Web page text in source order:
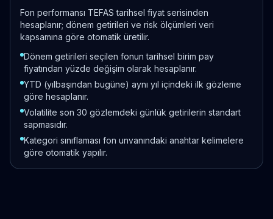
Fon performansı TEFAS tarihsel fiyat serisinden
hesaplanır; dönem getirileri ve risk ölçümleri veri
kapsamına göre otomatik üretilir.
Dönem getirileri seçilen fonun tarihsel birim pay
fiyatından yüzde değişim olarak hesaplanır.
YTD (yılbaşından bugüne) aynı yıl içindeki ilk gözleme
göre hesaplanır.
Volatilite son 30 gözlemdeki günlük getirilerin standart
sapmasıdır.
Kategori sınıflaması fon unvanındaki anahtar kelimelere
göre otomatik yapılır.